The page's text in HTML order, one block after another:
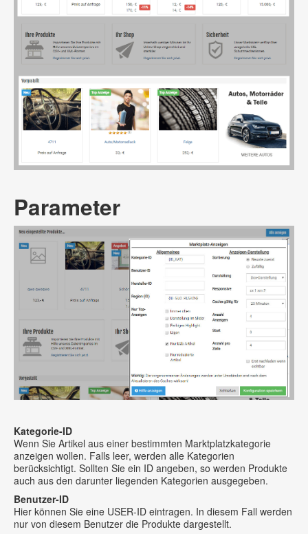
Parameter
Kategorie-ID
Wenn Sie Artikel aus einer bestimmten Marktplatzkategorie
anzeigen wollen. Falls leer, werden alle Kategorien
berücksichtigt. Sollten Sie ein ID angeben, so werden Produkte
auch aus den darunter liegenden Kategorien ausgegeben.
Benutzer-ID
Hier können Sie eine USER-ID eintragen. In diesem Fall werden
nur von diesem Benutzer die Produkte dargestellt.